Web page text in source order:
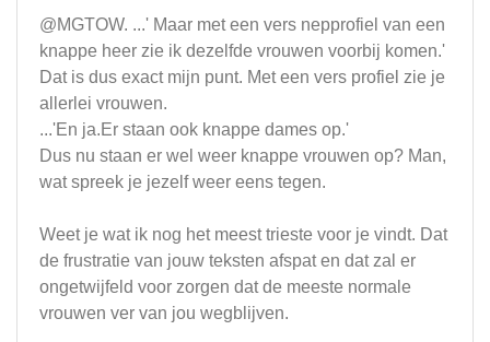
@MGTOW. ...' Maar met een vers nepprofiel van een
knappe heer zie ik dezelfde vrouwen voorbij komen.'
Dat is dus exact mijn punt. Met een vers profiel zie je
allerlei vrouwen.
...'En ja.Er staan ook knappe dames op.'
Dus nu staan er wel weer knappe vrouwen op? Man,
wat spreek je jezelf weer eens tegen.
Weet je wat ik nog het meest trieste voor je vindt. Dat
de frustratie van jouw teksten afspat en dat zal er
ongetwijfeld voor zorgen dat de meeste normale
vrouwen ver van jou wegblijven.